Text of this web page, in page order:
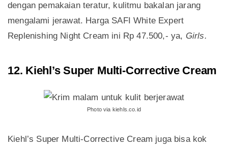
dengan pemakaian teratur, kulitmu bakalan jarang
mengalami jerawat. Harga SAFI White Expert
Replenishing Night Cream ini Rp 47.500,- ya, Girls.
12. Kiehl’s Super Multi-Corrective Cream
Photo via kiehls.co.id
Kiehl’s Super Multi-Corrective Cream juga bisa kok